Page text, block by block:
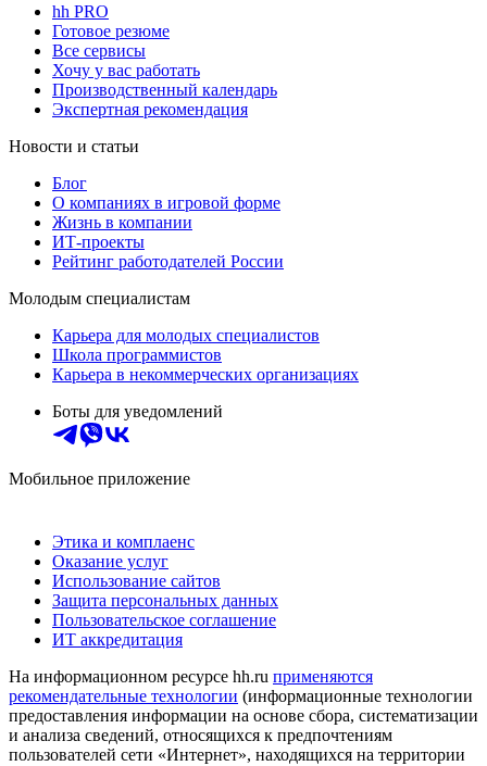
hh PRO
Готовое резюме
Все сервисы
Хочу у вас работать
Производственный календарь
Экспертная рекомендация
Новости и статьи
Блог
О компаниях в игровой форме
Жизнь в компании
ИТ-проекты
Рейтинг работодателей России
Молодым специалистам
Карьера для молодых специалистов
Школа программистов
Карьера в некоммерческих организациях
Боты для уведомлений
Мобильное приложение
Этика и комплаенс
Оказание услуг
Использование сайтов
Защита персональных данных
Пользовательское соглашение
ИТ аккредитация
На информационном ресурсе hh.ru применяются
рекомендательные технологии (информационные технологии
предоставления информации на основе сбора, систематизации
и анализа сведений, относящихся к предпочтениям
пользователей сети «Интернет», находящихся на территории